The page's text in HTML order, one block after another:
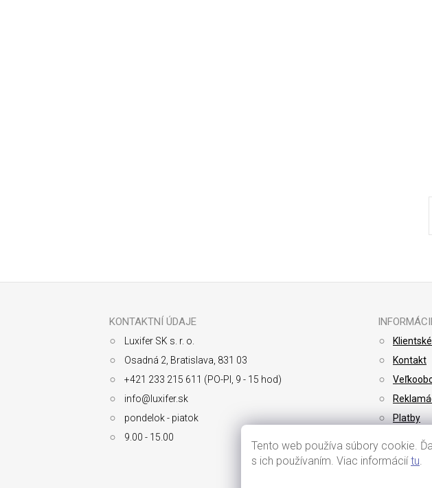
Tento web používa súbory cookie.
s ich používaním. Viac informáciítu.
KONTAKTNÍ ÚDAJE
Luxifer SK s. r. o.
Osadná 2, Bratislava, 831 03
+421 233 215 611 (PO-PI, 9 - 15 hod)
info@luxifer.sk
pondelok - piatok
9.00 - 15.00
Kontakt
Platby
Doprava